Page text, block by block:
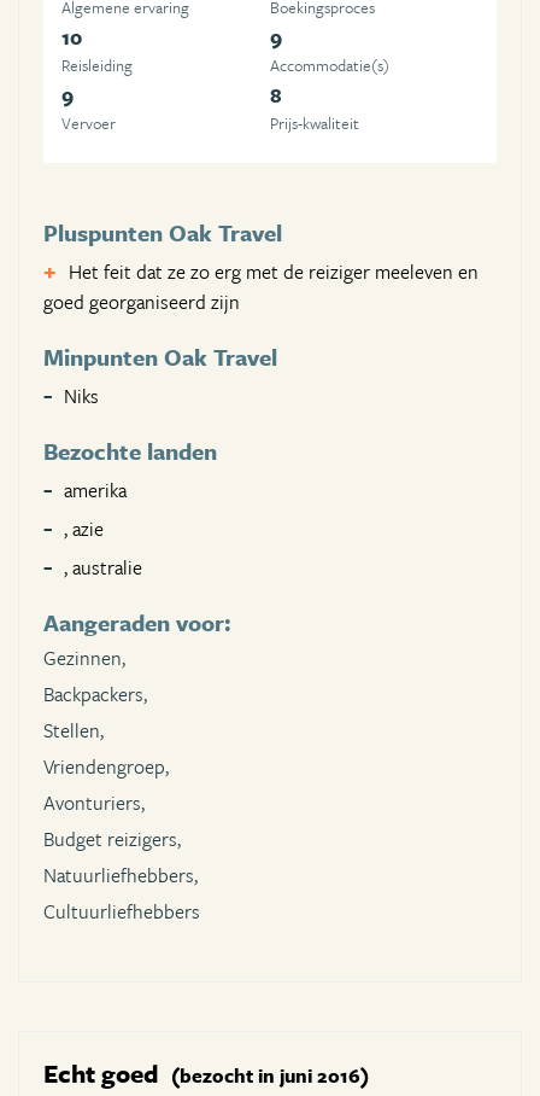
Algemene ervaring Boekingsproces
10
Reisleiding
9
Accommodatie(s)
9
Vervoer
8
Prijs-kwaliteit
Pluspunten Oak Travel
Het feit dat ze zo erg met de reiziger meeleven en
goed georganiseerd zijn
Minpunten Oak Travel
Niks
Bezochte landen
amerika
, azie
, australie
Aangeraden voor:
Gezinnen,
Backpackers,
Stellen,
Vriendengroep,
Avonturiers,
Budget reizigers,
Natuurliefhebbers,
Cultuurliefhebbers
Echt goed (bezocht in juni 2016)